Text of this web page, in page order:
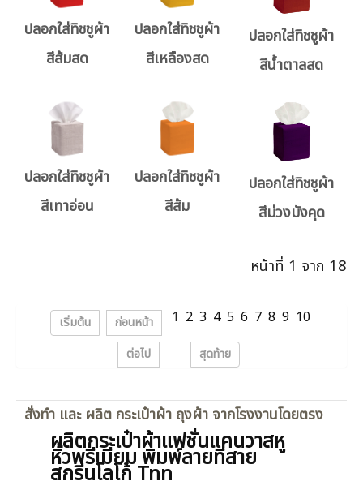
ปลอกใส่ทิชชูผ้า
สีส้มสด
ปลอกใส่ทิชชูผ้า
สีเหลืองสด
ปลอกใส่ทิชชูผ้า
สีน้ำตาลสด
ปลอกใส่ทิชชูผ้า
สีเทาอ่อน
ปลอกใส่ทิชชูผ้า
สีส้ม
ปลอกใส่ทิชชูผ้า
สีม่วงมังคุด
หน้าที่ 1 จาก 18
เริ่มต้น ก่อนหน้า 1 2 3 4 5 6 7 8 9 10
ต่อไป สุดท้าย
สั่งทำ และ ผลิต กระเป๋าผ้า ถุงผ้า จากโรงงานโดยตรง
ผลิตกระเป๋าผ้าแฟชั่นแคนวาสหู
หิ้วพรีเมียม พิมพ์ลายที่สาย
สกรีนโลโก้ Tnn